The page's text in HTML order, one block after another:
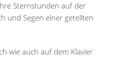
Sternstunden auf der
und Segen einer geteilten
wie auch auf dem Klavier